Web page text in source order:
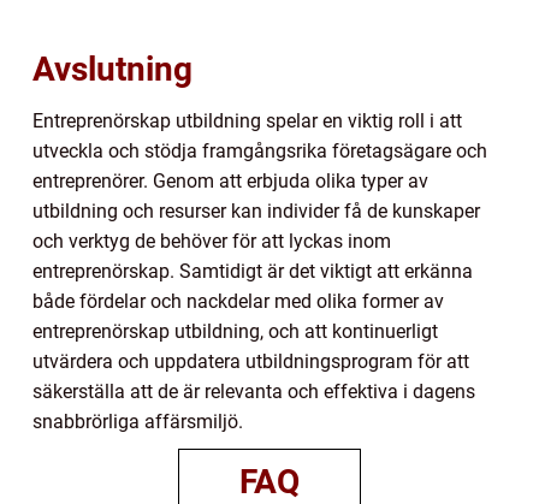
Avslutning
Entreprenörskap utbildning spelar en viktig roll i att
utveckla och stödja framgångsrika företagsägare och
entreprenörer. Genom att erbjuda olika typer av
utbildning och resurser kan individer få de kunskaper
och verktyg de behöver för att lyckas inom
entreprenörskap. Samtidigt är det viktigt att erkänna
både fördelar och nackdelar med olika former av
entreprenörskap utbildning, och att kontinuerligt
utvärdera och uppdatera utbildningsprogram för att
säkerställa att de är relevanta och effektiva i dagens
snabbrörliga affärsmiljö.
FAQ